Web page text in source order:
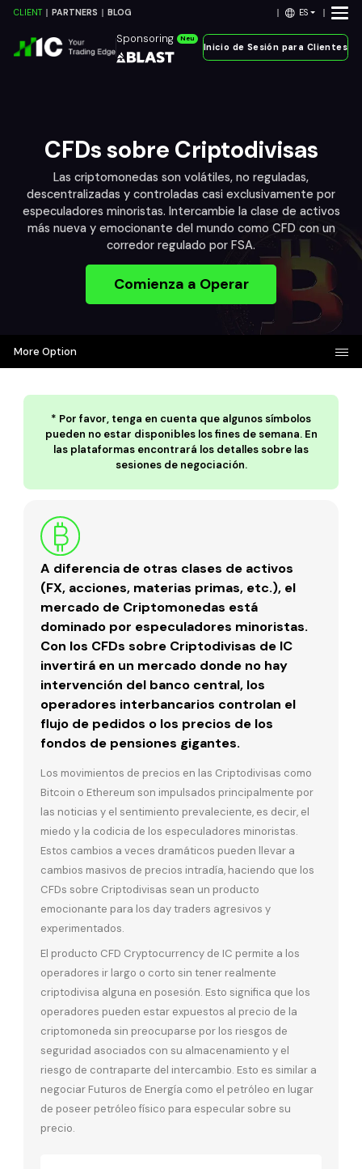
CLIENT PARTNERS BLOG ES
Sponsoring Neu
Inicio de Sesión para Clientes
CFDs sobre Criptodivisas
Las criptomonedas son volátiles, no reguladas,
descentralizadas y controladas casi exclusivamente por
especuladores minoristas. Intercambie la clase de activos
más nueva y emocionante del mundo como CFD con un
corredor regulado por FSA.
Comienza a Operar
More Option
* Por favor, tenga en cuenta que algunos símbolos
pueden no estar disponibles los fines de semana. En
las plataformas encontrará los detalles sobre las
sesiones de negociación.
A diferencia de otras clases de activos
(FX, acciones, materias primas, etc.), el
mercado de Criptomonedas está
dominado por especuladores minoristas.
Con los CFDs sobre Criptodivisas de IC
invertirá en un mercado donde no hay
intervención del banco central, los
operadores interbancarios controlan el
flujo de pedidos o los precios de los
fondos de pensiones gigantes.
Los movimientos de precios en las Criptodivisas como
Bitcoin o Ethereum son impulsados principalmente por
las noticias y el sentimiento prevaleciente, es decir, el
miedo y la codicia de los especuladores minoristas.
Estos cambios a veces dramáticos pueden llevar a
cambios masivos de precios intradía, haciendo que los
CFDs sobre Criptodivisas sean un producto
emocionante para los day traders agresivos y
experimentados.
El producto CFD Cryptocurrency de IC permite a los
operadores ir largo o corto sin tener realmente
criptodivisa alguna en posesión. Esto significa que los
operadores pueden estar expuestos al precio de la
criptomoneda sin preocuparse por los riesgos de
seguridad asociados con su almacenamiento y el
riesgo de contraparte del intercambio. Esto es similar a
negociar Futuros de Energía como el petróleo en lugar
de poseer petróleo físico para especular sobre su
precio.